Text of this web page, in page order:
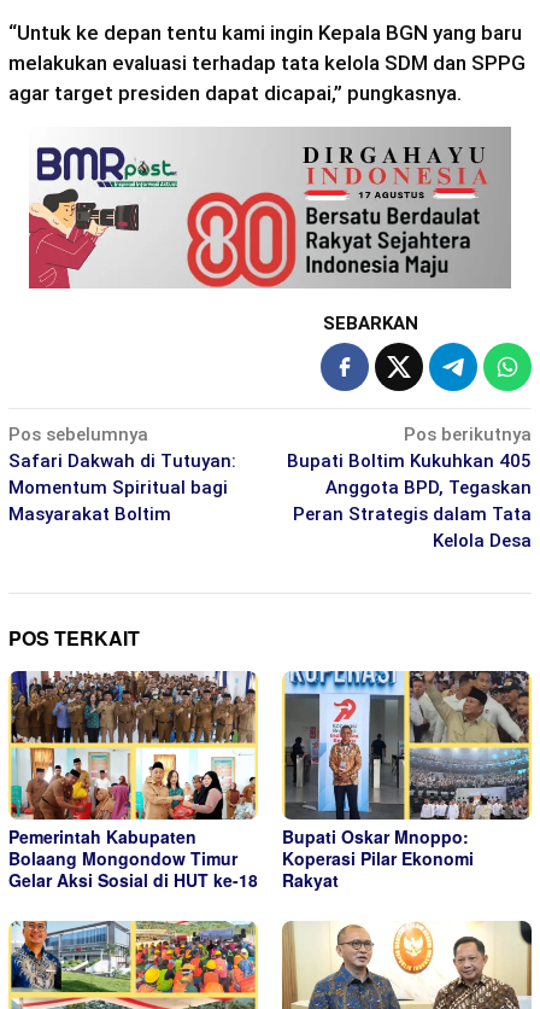
“Untuk ke depan tentu kami ingin Kepala BGN yang baru
melakukan evaluasi terhadap tata kelola SDM dan SPPG
agar target presiden dapat dicapai,” pungkasnya.
SEBARKAN
Navigasi
pos
Pos sebelumnya
Safari Dakwah di Tutuyan:
Momentum Spiritual bagi
Masyarakat Boltim
Pos berikutnya
Bupati Boltim Kukuhkan 405
Anggota BPD, Tegaskan
Peran Strategis dalam Tata
Kelola Desa
POS TERKAIT
Pemerintah Kabupaten
Bolaang Mongondow Timur
Gelar Aksi Sosial di HUT ke-18
Bupati Oskar Mnoppo:
Koperasi Pilar Ekonomi
Rakyat